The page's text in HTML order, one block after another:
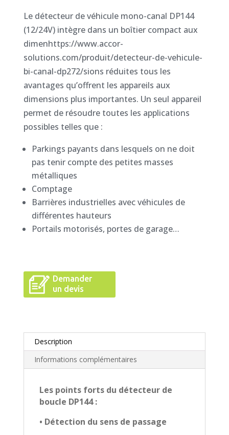
Le détecteur de véhicule mono-canal DP144
(12/24V) intègre dans un boîtier compact aux
dimenhttps://www.accor-
solutions.com/produit/detecteur-de-vehicule-
bi-canal-dp272/sions réduites tous les
avantages qu’offrent les appareils aux
dimensions plus importantes. Un seul appareil
permet de résoudre toutes les applications
possibles telles que :
Parkings payants dans lesquels on ne doit
pas tenir compte des petites masses
métalliques
Comptage
Barrières industrielles avec véhicules de
différentes hauteurs
Portails motorisés, portes de garage…
Demander
un devis
Description
Informations complémentaires
Les points forts du détecteur de
boucle DP144 :
• Détection du sens de passage